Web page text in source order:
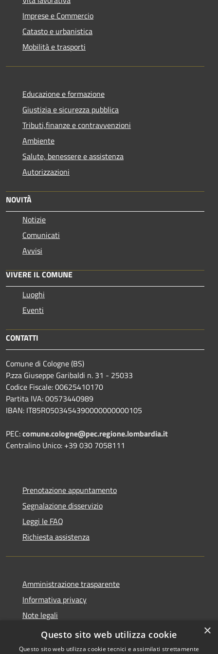
Imprese e Commercio
Catasto e urbanistica
Mobilità e trasporti
Educazione e formazione
Giustizia e sicurezza pubblica
Tributi,finanze e contravvenzioni
Ambiente
Salute, benessere e assistenza
Autorizzazioni
NOVITÀ
Notizie
Comunicati
Avvisi
VIVERE IL COMUNE
Luoghi
Eventi
CONTATTI
Comune di Cologne (BS)
P.zza Giuseppe Garibaldi n. 31 - 25033
Codice Fiscale: 00625410170
Partita IVA: 00573440989
IBAN: IT85R0503454390000000000105
PEC:comune.cologne@pec.regione.lombardia.it
Centralino Unico: +39 030 7058111
Prenotazione appuntamento
Segnalazione disservizio
Leggi le FAQ
Richiesta assistenza
Amministrazione trasparente
Informativa privacy
Note legali
Dichiarazione di accessibilità
×
Questo sito web utilizza cookie
Questo sito web utilizza cookie tecnici e assimilati strettamente